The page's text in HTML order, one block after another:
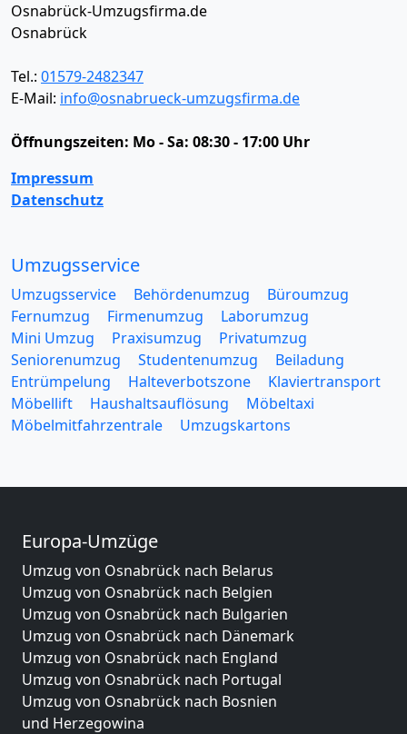
Osnabrück-Umzugsfirma.de
Osnabrück
Tel.: 01579-2482347
E-Mail: info@osnabrueck-umzugsfirma.de
Öffnungszeiten: Mo - Sa: 08:30 - 17:00 Uhr
Impressum
Datenschutz
Umzugsservice
Umzugsservice Behördenumzug
Büroumzug
Fernumzug
Firmenumzug
Laborumzug
Mini Umzug
Praxisumzug
Privatumzug
Seniorenumzug
Studentenumzug
Beiladung
Entrümpelung
Halteverbotszone
Klaviertransport
Möbellift
Haushaltsauflösung
Möbeltaxi
Möbelmitfahrzentrale
Umzugskartons
Europa-Umzüge
Umzug von Osnabrück nach Belarus
Umzug von Osnabrück nach Belgien
Umzug von Osnabrück nach Bulgarien
Umzug von Osnabrück nach Dänemark
Umzug von Osnabrück nach England
Umzug von Osnabrück nach Portugal
Umzug von Osnabrück nach Bosnien
und Herzegowina